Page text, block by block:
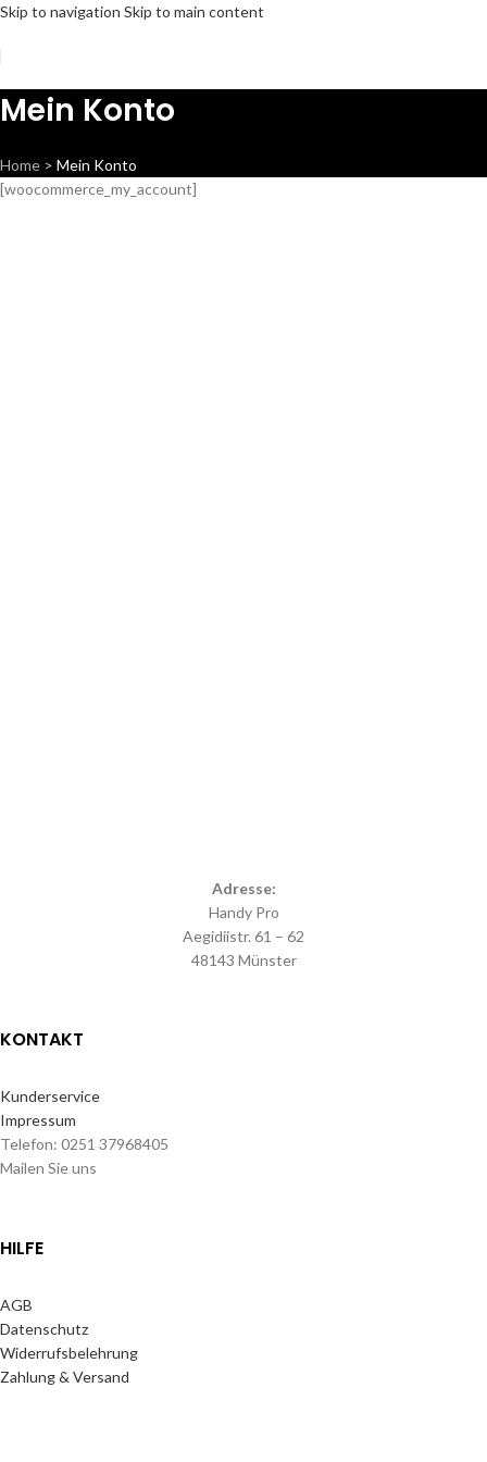
Skip to navigation Skip to main content
Mein Konto
Home > Mein Konto
[woocommerce_my_account]
Adresse:
Handy Pro
Aegidiistr. 61 – 62
48143 Münster
KONTAKT
Kunderservice
Impressum
Telefon: 0251 37968405
Mailen Sie uns
HILFE
AGB
Datenschutz
Widerrufsbelehrung
Zahlung & Versand